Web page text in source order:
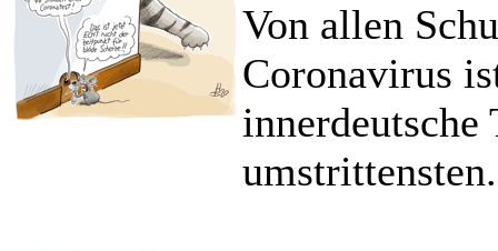
Von allen
Coronavirus
innerdeutsche
umstrittensten.